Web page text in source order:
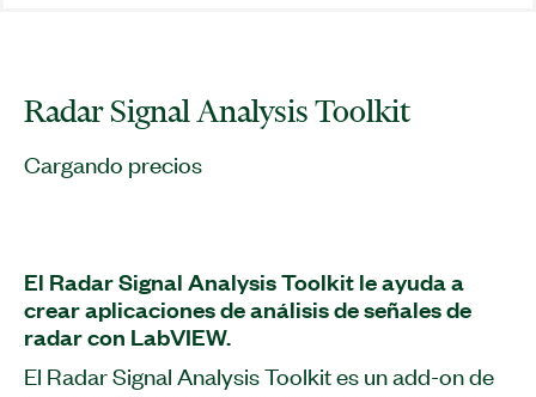
Radar Signal Analysis Toolkit
Cargando precios
El Radar Signal Analysis Toolkit le ayuda a
crear aplicaciones de análisis de señales de
radar con LabVIEW.
El Radar Signal Analysis Toolkit es un add-on de